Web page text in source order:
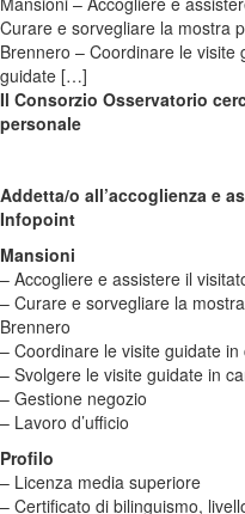
Curare e sorvegliare la mostra
Brennero – Coordinare le
guidate […]
Il Consorzio Osservatorio
personale
Addetta/o all’accoglienza e
Infopoint
Mansioni
– Accogliere e assistere il
– Curare e sorvegliare la
Brennero
– Coordinare le visite guidate in
– Svolgere le visite guidate in
– Gestione negozio
– Lavoro d’ufficio
Profilo
– Licenza media superiore
– Certificato di bilinguismo,